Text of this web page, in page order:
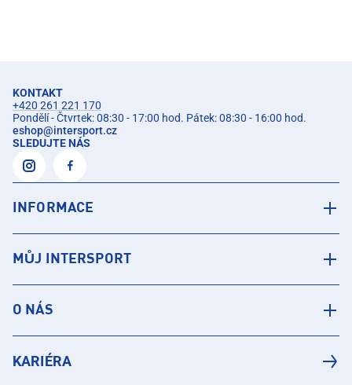
KONTAKT
+420 261 221 170
Pondělí - Čtvrtek: 08:30 - 17:00 hod. Pátek: 08:30 - 16:00 hod.
eshop@intersport.cz
SLEDUJTE NÁS
INFORMACE
MŮJ INTERSPORT
O NÁS
KARIÉRA